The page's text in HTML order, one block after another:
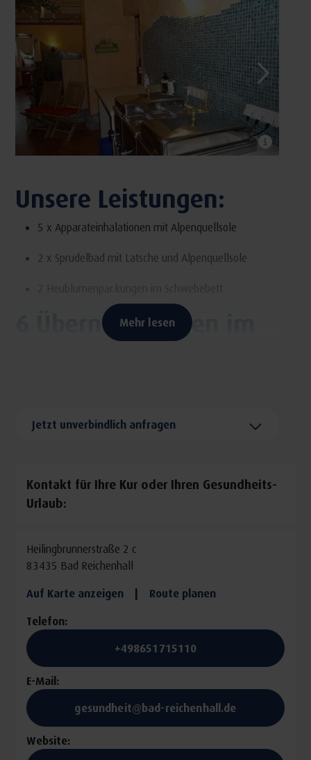
Unsere Leistungen:
5 x Apparateinhalationen mit Alpenquellsole
2 x Sprudelbad mit Latsche und Alpenquellsole
6 Übernachtungen im
Doppelzimmer (je
Salatauswahl, Dessertauswahl und ganztägiger Tee- und
6 Tage pro Person im DZ ab € 692,00
Einzelzimmerzuschlag
Mehr lesen
Jetzt unverbindlich anfragen
Kontakt für Ihre Kur oder Ihren Gesundheits-
Urlaub:
Heilingbrunnerstraße 2 c
83435 Bad Reichenhall
Auf Karte anzeigen | Route planen
Telefon:
+498651715110
E-Mail:
gesundheit@bad-reichenhall.de
Website: